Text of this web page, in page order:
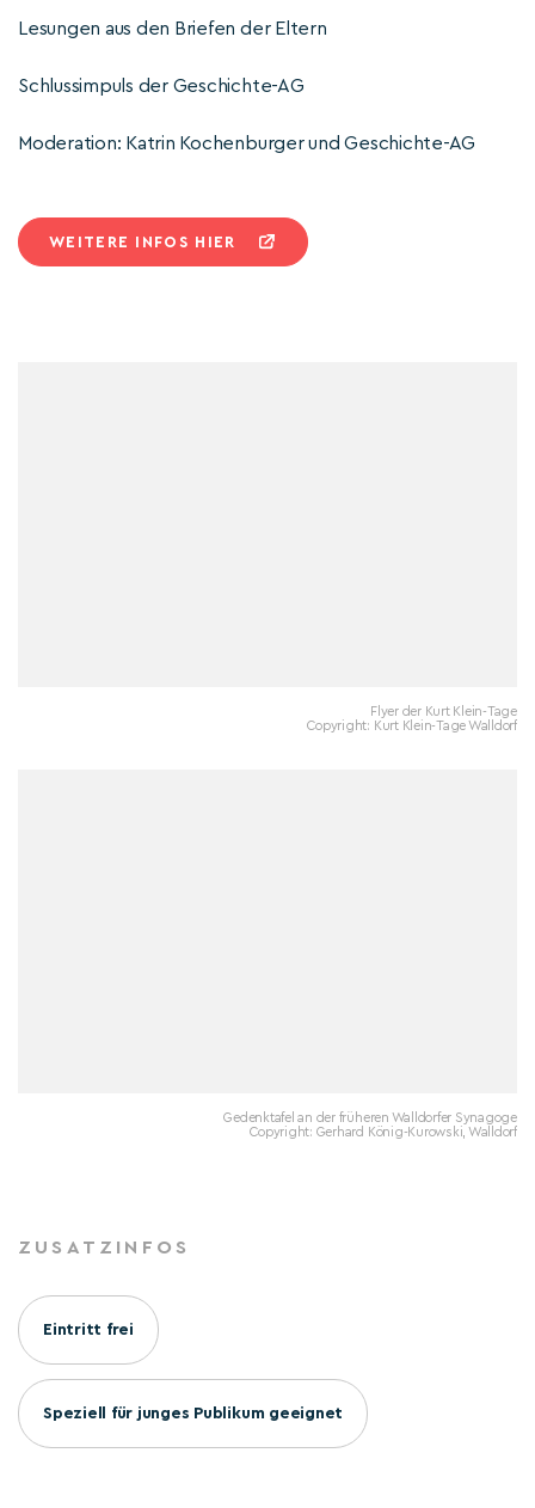
Lesungen aus den Briefen der Eltern
Schlussimpuls der Geschichte-AG
Moderation: Katrin Kochenburger und Geschichte-AG
WEITERE INFOS HIER
Flyer der Kurt Klein-Tage
Copyright: Kurt Klein-Tage Walldorf
Gedenktafel an der früheren Walldorfer Synagoge
Copyright: Gerhard König-Kurowski, Walldorf
ZUSATZINFOS
Eintritt frei
Speziell für junges Publikum geeignet